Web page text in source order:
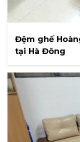
Đệm ghế
tại Hà Đông